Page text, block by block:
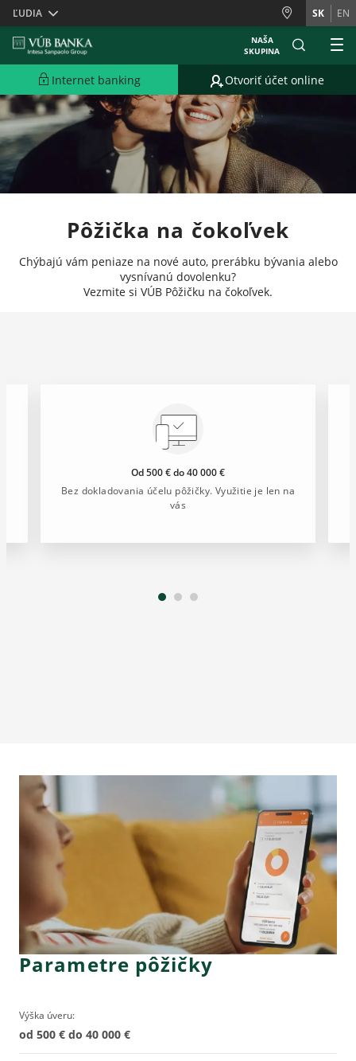
Skiplinks
ĽUDIA SK EN
NAŠA
SKUPINA
Internet banking Otvoriť účet online
Pôžička na čokoľvek
Chýbajú vám peniaze na nové auto, prerábku bývania alebo
vysnívanú dovolenku?
Vezmite si VÚB Pôžičku na čokoľvek.
Od 500 € do 40 000 €
Bez dokladovania účelu pôžičky. Využitie je len na
vás
Parametre pôžičky
Výška úveru:
od 500 € do 40 000 €